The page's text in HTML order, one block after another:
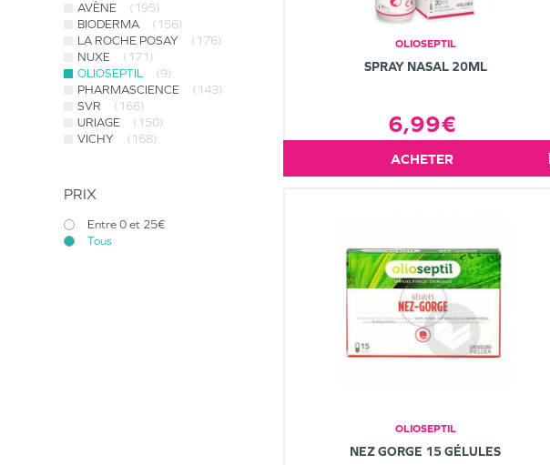
AVÈNE
(195)
BIODERMA
(156)
LA ROCHE POSAY
(176)
NUXE
(171)
OLIOSEPTIL
(9)
PHARMASCIENCE
(143)
SVR
(166)
URIAGE
(150)
VICHY
(168)
PRIX
Entre 0 et 25€
Tous
OLIOSEPTIL
SPRAY NASAL 20ML
6,99€
ACHETER
OLIOSEPTIL
NEZ GORGE 15 GÉLULES